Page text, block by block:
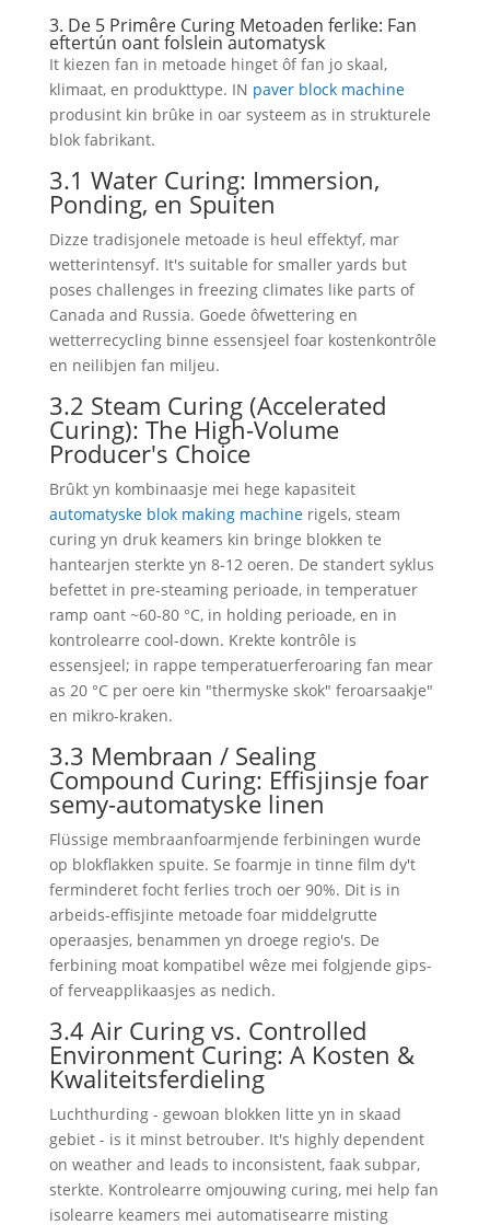
3. De 5 Primêre Curing Metoaden ferlike: Fan
eftertún oant folslein automatysk
It kiezen fan in metoade hinget ôf fan jo skaal,
klimaat, en produkttype. IN paver block machine
produsint kin brûke in oar systeem as in strukturele
blok fabrikant.
3.1 Water Curing: Immersion,
Ponding, en Spuiten
Dizze tradisjonele metoade is heul effektyf, mar
wetterintensyf. It's suitable for smaller yards but
poses challenges in freezing climates like parts of
Canada and Russia. Goede ôfwettering en
wetterrecycling binne essensjeel foar kostenkontrôle
en neilibjen fan miljeu.
3.2 Steam Curing (Accelerated
Curing): The High-Volume
Producer's Choice
Brûkt yn kombinaasje mei hege kapasiteit
automatyske blok making machine rigels, steam
curing yn druk keamers kin bringe blokken te
hantearjen sterkte yn 8-12 oeren. De standert syklus
befettet in pre-steaming perioade, in temperatuer
ramp oant ~60-80 °C, in holding perioade, en in
kontrolearre cool-down. Krekte kontrôle is
essensjeel; in rappe temperatuerferoaring fan mear
as 20 °C per oere kin "thermyske skok" feroarsaakje"
en mikro-kraken.
3.3 Membraan / Sealing
Compound Curing: Effisjinsje foar
semy-automatyske linen
Flüssige membraanfoarmjende ferbiningen wurde
op blokflakken spuite. Se foarmje in tinne film dy't
ferminderet focht ferlies troch oer 90%. Dit is in
arbeids-effisjinte metoade foar middelgrutte
operaasjes, benammen yn droege regio's. De
ferbining moat kompatibel wêze mei folgjende gips-
of ferveapplikaasjes as nedich.
3.4 Air Curing vs. Controlled
Environment Curing: A Kosten &
Kwaliteitsferdieling
Luchthurding - gewoan blokken litte yn in skaad
gebiet - is it minst betrouber. It's highly dependent
on weather and leads to inconsistent, faak subpar,
sterkte. Kontrolearre omjouwing curing, mei help fan
isolearre keamers mei automatisearre misting